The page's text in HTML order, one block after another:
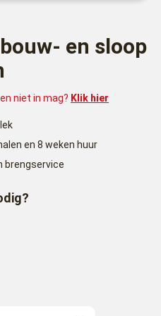
en sloop
niet in mag? Klik hier
en 8 weken huur
brengservice